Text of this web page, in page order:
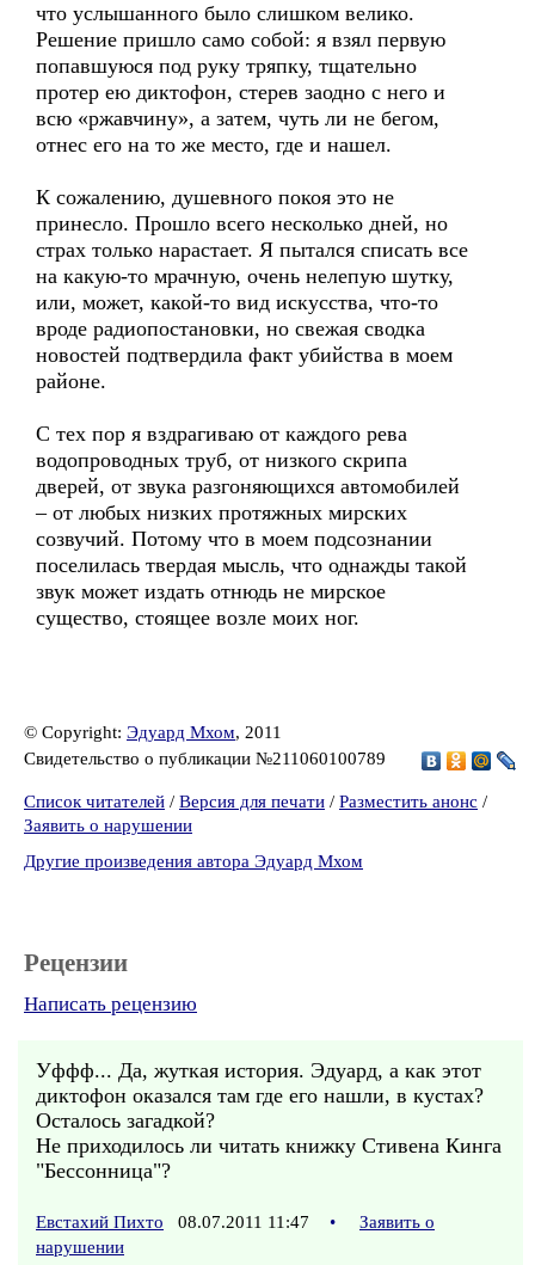
что услышанного было слишком велико.
Решение пришло само собой: я взял первую
попавшуюся под руку тряпку, тщательно
протер ею диктофон, стерев заодно с него и
всю «ржавчину», а затем, чуть ли не бегом,
отнес его на то же место, где и нашел.
К сожалению, душевного покоя это не
принесло. Прошло всего несколько дней, но
страх только нарастает. Я пытался списать все
на какую-то мрачную, очень нелепую шутку,
или, может, какой-то вид искусства, что-то
вроде радиопостановки, но свежая сводка
новостей подтвердила факт убийства в моем
районе.
С тех пор я вздрагиваю от каждого рева
водопроводных труб, от низкого скрипа
дверей, от звука разгоняющихся автомобилей
– от любых низких протяжных мирских
созвучий. Потому что в моем подсознании
поселилась твердая мысль, что однажды такой
звук может издать отнюдь не мирское
существо, стоящее возле моих ног.
© Copyright: Эдуард Мхом, 2011
Свидетельство о публикации №211060100789
Список читателей / Версия для печати / Разместить анонс /
Заявить о нарушении
Другие произведения автора Эдуард Мхом
Рецензии
Написать рецензию
Уффф... Да, жуткая история. Эдуард, а как этот
диктофон оказался там где его нашли, в кустах?
Осталось загадкой?
Не приходилось ли читать книжку Стивена Кинга
"Бессонница"?
Евстахий Пихто 08.07.2011 11:47 •
Заявить о
нарушении